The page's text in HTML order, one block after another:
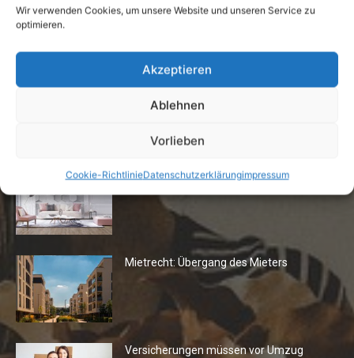
Wir verwenden Cookies, um unsere Website und unseren Service zu
optimieren.
Akzeptieren
Ablehnen
Vorlieben
Cookie-RichtlinieDatenschutzerklärungimpressum
Buchtipp: «Oliven»
Die Redaktion empfiehlt
Fototapeten: Neuer Look fürs
Mietrecht: Übergang des Mieters
Versicherungen müssen vor Umzug